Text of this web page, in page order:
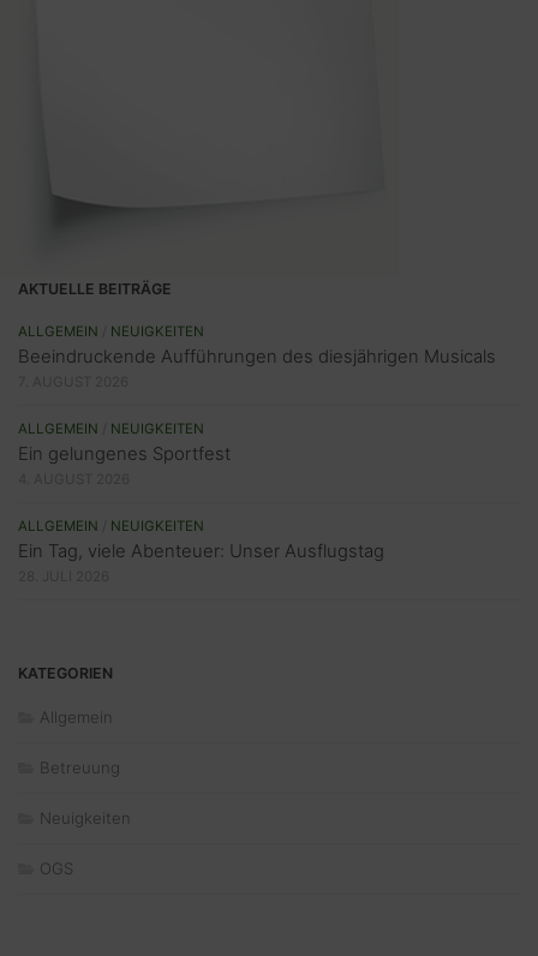
AKTUELLE BEITRÄGE
ALLGEMEIN NEUIGKEITEN
Beeindruckende Aufführungen des diesjährigen Musicals
ALLGEMEIN NEUIGKEITEN
Ein gelungenes Sportfest
ALLGEMEIN NEUIGKEITEN
Ein Tag, viele Abenteuer: Unser Ausflugstag
KATEGORIEN
Allgemein
Betreuung
Neuigkeiten
OGS